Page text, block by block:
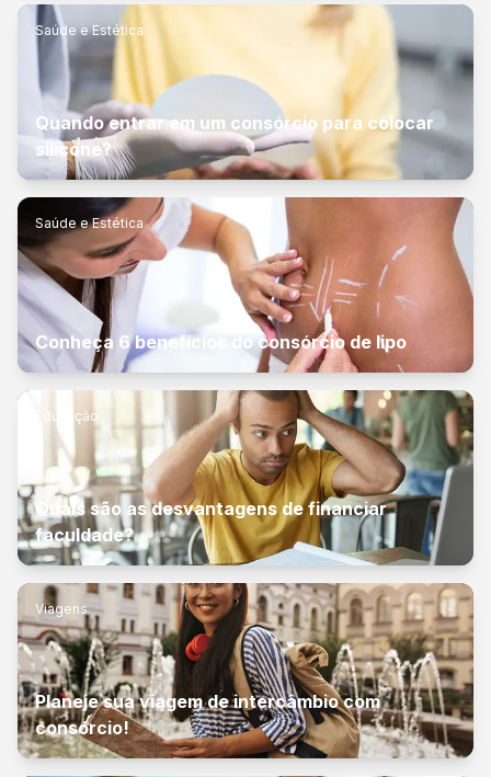
Saúde e Estética
Quando entrar em um consórcio para colocar
silicone?
Saúde e Estética
Conheça 6 benefícios do consórcio de lipo
Educação
Quais são as desvantagens de financiar
faculdade?
Viagens
Planeje sua viagem de intercâmbio com
consórcio!